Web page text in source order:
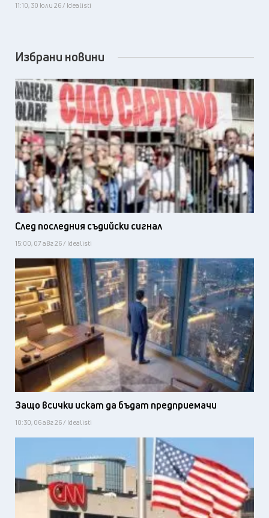
11:10, 30 юли 26 / Idealisti
Избрани новини
След последния съдийски сигнал
15:00, 07 авг 26 / Idealisti
Защо всички искат да бъдат предприемачи
10:30, 06 авг 26 / Idealisti